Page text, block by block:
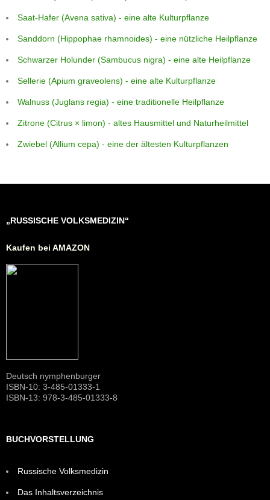
Saat-Hafer (Avena sativa) - eine alte Kulturpflanze
Sanddorn (Hippophae rhamnoides) - eine nützliche Heilpflanze
Schwarzer Holunder (Sambucus nigra) - eine alte Heilpflanze
Sellerie (Apium graveolens) - eine alte Kulturpflanze
Walnuss (Juglans regia) - eine traditionelle Heilpflanze
Zitrone (Citrus × limon) - altes Hausmittel und Naturheilmittel
Zwiebel (Allium cepa) - eine der ältesten Kulturpflanzen
„RUSSISCHE VOLKSMEDIZIN“
Kaufen bei AMAZON
Deutsch nymphenburger
ISBN-10: 3-485-01333-1
ISBN-13: 978-3-485-01333-8
BUCHVORSTELLUNG
Russische Volksmedizin
Das Inhaltsverzeichnis